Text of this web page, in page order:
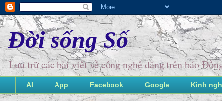
Đời sống Số
Lưu trữ các bài viết về công nghệ đăng trên báo
AI App Facebook Google Kinh